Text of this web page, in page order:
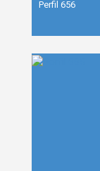
Perfil 656